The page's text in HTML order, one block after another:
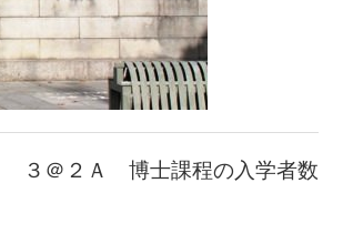
３＠２Ａ 博士課程の入学者数